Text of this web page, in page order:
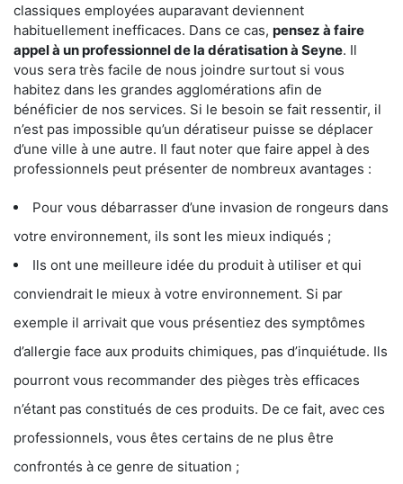
classiques employées auparavant deviennent
habituellement inefficaces. Dans ce cas, pensez à faire
appel à un professionnel de la dératisation à Seyne. Il
vous sera très facile de nous joindre surtout si vous
habitez dans les grandes agglomérations afin de
bénéficier de nos services. Si le besoin se fait ressentir, il
n’est pas impossible qu’un dératiseur puisse se déplacer
d’une ville à une autre. Il faut noter que faire appel à des
professionnels peut présenter de nombreux avantages :
Pour vous débarrasser d’une invasion de rongeurs dans
votre environnement, ils sont les mieux indiqués ;
Ils ont une meilleure idée du produit à utiliser et qui
conviendrait le mieux à votre environnement. Si par
exemple il arrivait que vous présentiez des symptômes
d’allergie face aux produits chimiques, pas d’inquiétude. Ils
pourront vous recommander des pièges très efficaces
n’étant pas constitués de ces produits. De ce fait, avec ces
professionnels, vous êtes certains de ne plus être
confrontés à ce genre de situation ;